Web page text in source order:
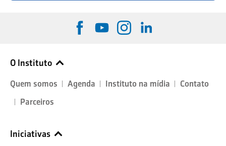
O Instituto
Quem somos Agenda Instituto na mídia
Contato
Parceiros
Iniciativas